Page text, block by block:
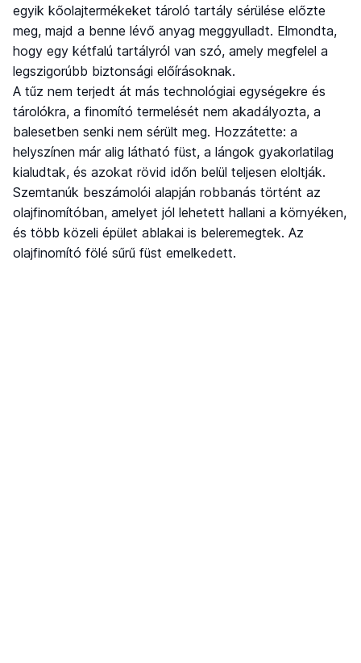
egyik kőolajtermékeket tároló tartály sérülése előzte
meg, majd a benne lévő anyag meggyulladt. Elmondta,
hogy egy kétfalú tartályról van szó, amely megfelel a
legszigorúbb biztonsági előírásoknak.
A tűz nem terjedt át más technológiai egységekre és
tárolókra, a finomító termelését nem akadályozta, a
balesetben senki nem sérült meg. Hozzátette: a
helyszínen már alig látható füst, a lángok gyakorlatilag
kialudtak, és azokat rövid időn belül teljesen eloltják.
Szemtanúk beszámolói alapján robbanás történt az
olajfinomítóban, amelyet jól lehetett hallani a környéken,
és több közeli épület ablakai is beleremegtek. Az
olajfinomító fölé sűrű füst emelkedett.